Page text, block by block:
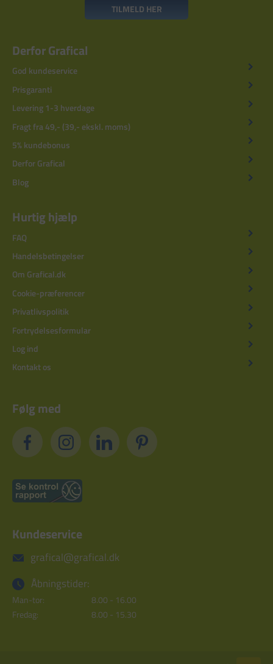
TILMELD HER
Derfor Grafical
God kundeservice
Prisgaranti
Levering 1-3 hverdage
Fragt fra 49,- (39,- ekskl. moms)
5% kundebonus
Derfor Grafical
Blog
Hurtig hjælp
FAQ
Handelsbetingelser
Om Grafical.dk
Cookie-præferencer
Privatlivspolitik
Fortrydelsesformular
Log ind
Kontakt os
Følg med
Kundeservice
grafical@grafical.dk
Åbningstider:
Man-tor:
8.00 - 16.00
Fredag:
8.00 - 15.30